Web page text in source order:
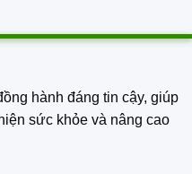
hành đáng tin cậy, giúp
sức khỏe và nâng cao